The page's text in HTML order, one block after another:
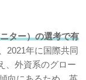
ター）の選考で有
2021年に国際共同
、外資系のグロー